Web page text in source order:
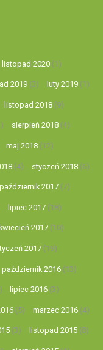
listopad 2020(1)
2019 (3) luty 2019 (1)
listopad 2018(9)
sierpień 2018(4)
maj 2018 (12)
(4) styczeń 2018(6)
październik 2017 (7)
lipiec 2017(18)
kwiecień 2017(10)
2017(19)
październik 2016(13)
lipiec 2016 (3)
(5) marzec 2016 (4)
(3) listopad 2015 (8)